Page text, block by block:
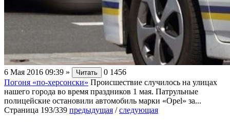
6 Мая 2016 09:39 » Читать 0 1456
Погоня «по-херсонски» Происшествие случилось на улицах
нашего города во время праздников 1 мая. Патрульные
полицейские остановили автомобиль марки «Opel» за...
Страница 193/339 предыдущая /следующая